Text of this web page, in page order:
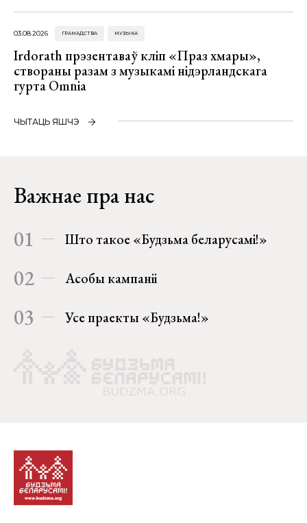
03.08.2026 ГРАМАДСТВА МУЗЫКА
Irdorath прэзентаваў кліп «Праз хмары»,
створаны разам з музыкамі нідэрландскага
гурта Omnia
ЧЫТАЦЬ ЯШЧЭ
Важнае пра нас
01 Што такое «Будзьма беларусамі!»
02 Асобы кампаніі
03 Усе праекты «Будзьма!»